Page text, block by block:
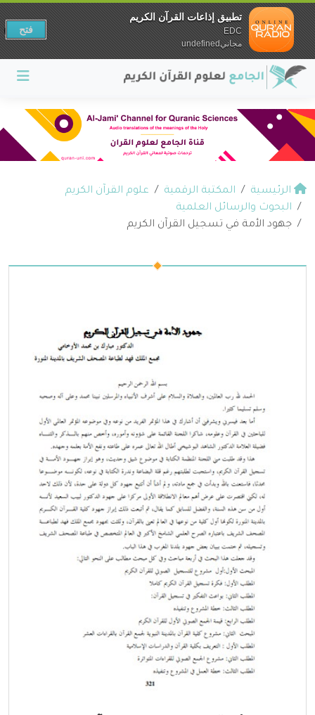
الرئيسية المكتبة الرقمية
علوم القرآن الكريم
البحوث والرسائل العلمية
جهود الأمة في تسجيل القرآن الكريم
تطبيق إذاعات القرآن الكريم
EDC
مجانيundefined
فتح